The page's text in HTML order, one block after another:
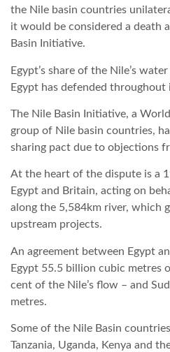
A NAP SZÉPE
LINKTR.EE
GLOBOZSARU
LATIMO.HU
GLOBOBOOK
the Nile basin countries
it would be considered a death
Basin Initiative.
Egypt’s share of the Nile’s
Egypt has defended throughout
The Nile Basin Initiative, a
group of Nile basin countries,
sharing pact due to objections
At the heart of the dispute is a
Egypt and Britain, acting on
along the 5,584km river, which
upstream projects.
An agreement between Egypt
Egypt 55.5 billion cubic metres
cent of the Nile’s flow – and
metres.
Some of the Nile Basin
Tanzania, Uganda, Kenya and